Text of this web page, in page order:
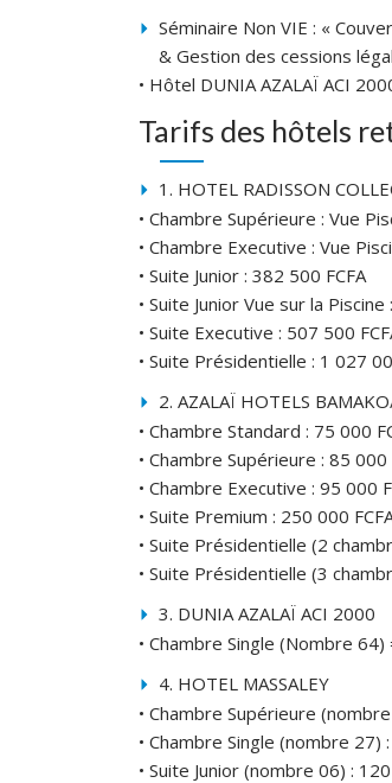
Séminaire Non VIE : «
& Gestion des cessions
• Hôtel DUNIA AZALAÏ ACI
Tarifs des hôtels
1. HOTEL RADISSON
• Chambre Supérieure : Vue
• Chambre Executive : Vue
• Suite Junior : 382 500 FCFA
• Suite Junior Vue sur la
• Suite Executive : 507 500
• Suite Présidentielle : 1 027
2. AZALAÏ HOTELS
• Chambre Standard : 75 000
• Chambre Supérieure : 85 000
• Chambre Executive : 95 000
• Suite Premium : 250 000
• Suite Présidentielle (2
• Suite Présidentielle (3
3. DUNIA AZALAÏ ACI 2000
• Chambre Single (Nombre 64)
4. HOTEL MASSALEY
• Chambre Supérieure
• Chambre Single (nombre 27)
• Suite Junior (nombre 06) :